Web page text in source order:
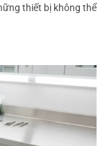
thiết bị không thể